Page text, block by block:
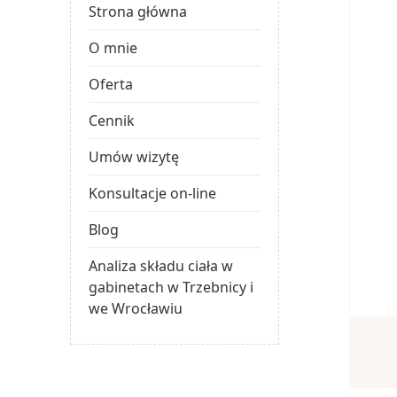
Strona główna
O mnie
Oferta
Cennik
Umów wizytę
Konsultacje on-line
Blog
Analiza składu ciała w
gabinetach w Trzebnicy i
we Wrocławiu